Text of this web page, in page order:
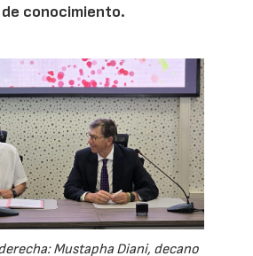
conocimiento.
Mustapha Diani, decano